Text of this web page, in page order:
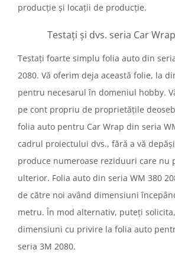
producție și locații de producție.
Testați și dvs. seria Car
Testați foarte simplu folia auto din
2080. Vă oferim deja această folie, la
pentru necesarul în domeniul hobby.
pe cont propriu de proprietățile
folia auto pentru Car Wrap din seria
cadrul proiectului dvs., fără a vă
produce numeroase reziduuri care nu
ulterior. Folia auto din seria WM 380
de către noi având dimensiuni
metru. În mod alternativ, puteți
dimensiuni cu privire la folia auto
seria 3M 2080.